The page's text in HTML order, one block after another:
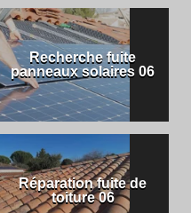
Recherche fuite
panneaux solaires 06
Réparation fuite de
toiture 06